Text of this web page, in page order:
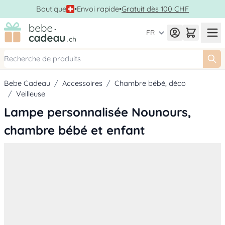
Boutique •Envoi rapide•Gratuit dès 100 CHF
Allez au contenu
FR
Bebe Cadeau / Accessoires / Chambre bébé, déco
/ Veilleuse
Lampe personnalisée Nounours,
chambre bébé et enfant